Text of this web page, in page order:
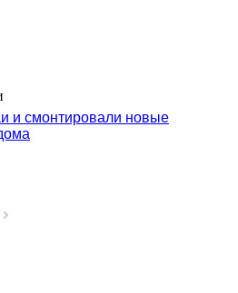
и смонтировали новые